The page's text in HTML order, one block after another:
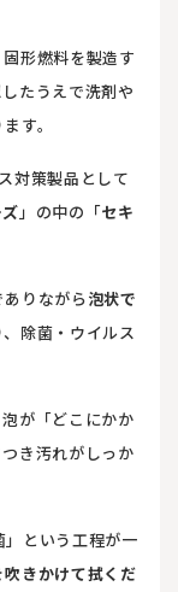
形燃料を製造す
たうえで洗剤や
す。
対策製品として
」の中の「セキ
りながら泡状で
、除菌・ウイルス
が「どこにかか
き汚れがしっか
という工程が一
きかけて拭くだ